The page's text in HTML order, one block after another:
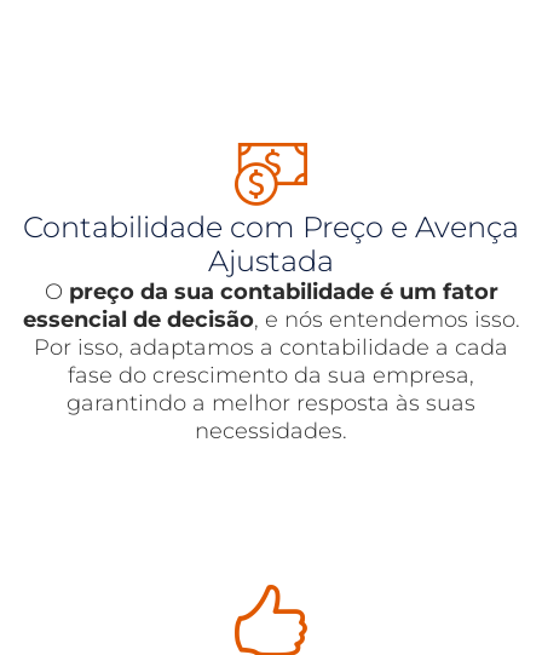
Contabilidade com Preço e Avença
Ajustada
O preço da sua contabilidade é um fator
essencial de decisão, e nós entendemos isso.
Por isso, adaptamos a contabilidade a cada
fase do crescimento da sua empresa,
garantindo a melhor resposta às suas
necessidades.